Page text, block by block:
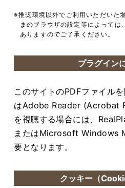
※推奨環境以外でご利用いただいた
まのブラウザの設定等によっては
ありますのでご了承ください。
プラグイン
このサイトのPDFファイル
はAdobe Reader (Acrobat
を視聴する場合には、
またはMicrosoft Windows
要となります。
クッキー（